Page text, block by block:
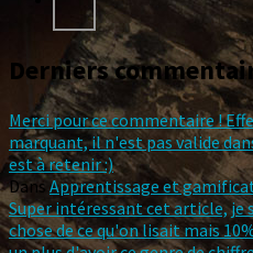
Derniers
Merci pour ce commentaire !
marquant, il n'est pas valide
est à retenir :)
DansApprentissage et
Super intéressant cet article, je
chose de ce qu'on lisait mais